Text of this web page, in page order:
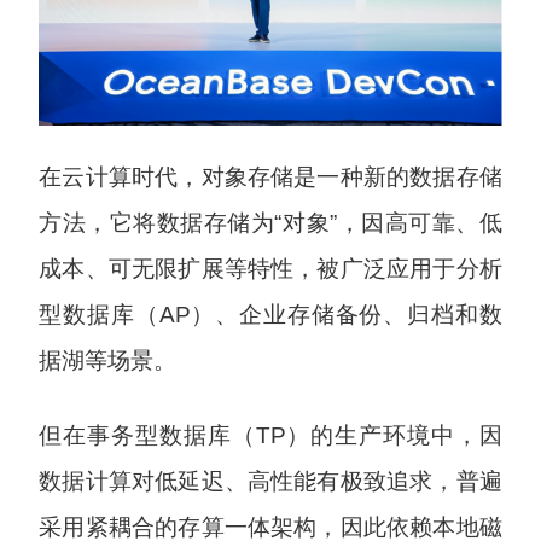
在云计算时代，对象存储是一种新的数据存储
方法，它将数据存储为“对象”，因高可靠、低
成本、可无限扩展等特性，被广泛应用于分析
型数据库（AP）、企业存储备份、归档和数
据湖等场景。
但在事务型数据库（TP）的生产环境中，因
数据计算对低延迟、高性能有极致追求，普遍
采用紧耦合的存算一体架构，因此依赖本地磁